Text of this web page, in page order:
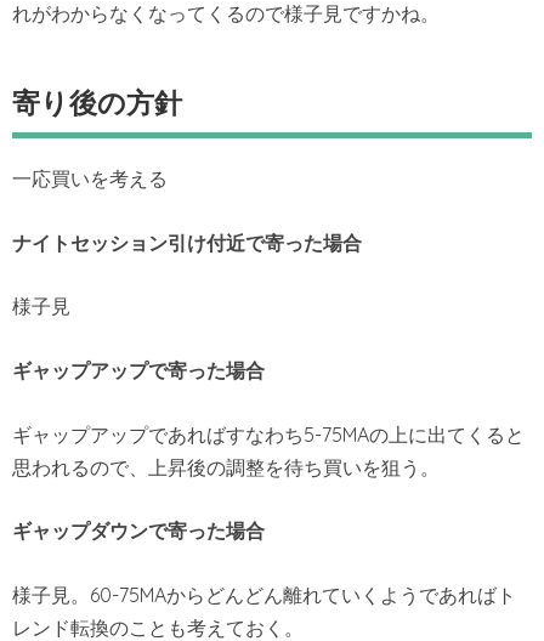
れがわからなくなってくるので様子見ですかね。
寄り後の方針
一応買いを考える
ナイトセッション引け付近で寄った場合
様子見
ギャップアップで寄った場合
ギャップアップであればすなわち5-75MAの上に出てくると
思われるので、上昇後の調整を待ち買いを狙う。
ギャップダウンで寄った場合
様子見。60-75MAからどんどん離れていくようであればト
レンド転換のことも考えておく。